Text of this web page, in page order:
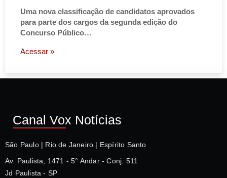
Uma nova classificação de candidatos aprovados
para parte dos cargos da segunda edição do
Concurso Público…
Acessar »
Canal Vox Notícias
São Paulo | Rio de Janeiro | Espírito Santo
Av. Paulista, 1471 - 5° Andar - Conj. 511
Jd Paulista - SP